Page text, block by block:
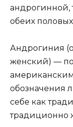
андрогинной,
обеих половых
Андрогиния
женский) —
обозначения
себе как
традиционно